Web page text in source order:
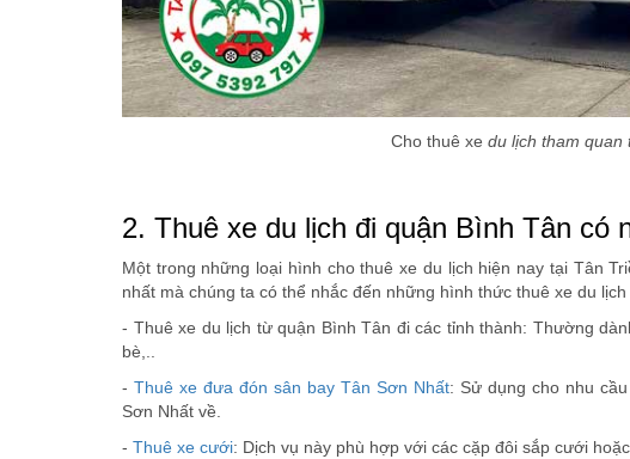
Cho thuê xedu lịch tham quan
2. Thuê xe du lịch đi quận Bình Tân có
Một trong những loại hình cho thuê xe du lịch hiện nay tại Tân
nhất mà chúng ta có thể nhắc đến những hình thức thuê xe du lịch
- Thuê xe du lịch từ quận Bình Tân đi các tỉnh thành: Thường
bè,..
-Thuê xe đưa đón sân bay Tân Sơn Nhất: Sử dụng cho nhu
Sơn Nhất về.
- Thuê xe cưới: Dịch vụ này phù hợp với các cặp đôi sắp cưới